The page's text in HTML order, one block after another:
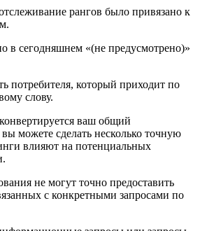
рангов было привязано к
в сегодняшнем «(не предусмотрено)»
потребителя, который приходит по
слову.
ваш общий
можете сделать несколько точную
влияют на потенциальных
не могут точно предоставить
с конкретными запросами по